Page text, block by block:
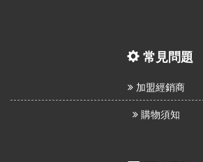
常見問題
加盟經銷商
購物須知